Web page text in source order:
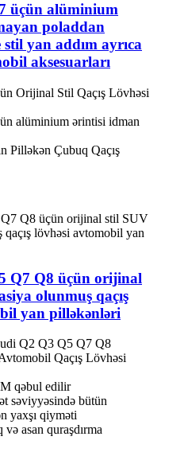
üçün alüminium
poladdan
stil yan addım ayrıca
aksesuarları
Orijinal Stil Qaçış Lövhəsi
alüminium ərintisi idman
Pilləkən Çubuq Qaçış
Q7 Q8 üçün orijinal
olunmuş qaçış
yan pilləkənləri
Q2 Q3 Q5 Q7 Q8
Qaçış Lövhəsi
qəbul edilir
səviyyəsində bütün
yaxşı qiyməti
asan quraşdırma